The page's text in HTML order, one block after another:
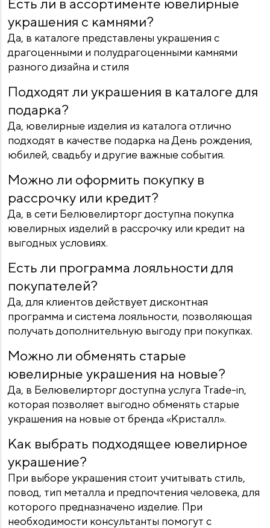
Есть ли в ассортименте ювелирные
украшения с камнями?
Да, в каталоге представлены украшения с
драгоценными и полудрагоценными камнями
разного дизайна и стиля
Подходят ли украшения в каталоге для
подарка?
Да, ювелирные изделия из каталога отлично
подходят в качестве подарка на День рождения,
юбилей, свадьбу и другие важные события.
Можно ли оформить покупку в
рассрочку или кредит?
Да, в сети Белювелирторг доступна покупка
ювелирных изделий в рассрочку или кредит на
выгодных условиях.
Есть ли программа лояльности для
покупателей?
Да, для клиентов действует дисконтная
программа и система лояльности, позволяющая
получать дополнительную выгоду при покупках.
Можно ли обменять старые
ювелирные украшения на новые?
Да, в Белювелирторг доступна услуга Trade-in,
которая позволяет выгодно обменять старые
украшения на новые от бренда «Кристалл».
Как выбрать подходящее ювелирное
украшение?
При выборе украшения стоит учитывать стиль,
повод, тип металла и предпочтения человека, для
которого предназначено изделие. При
необходимости консультанты помогут с